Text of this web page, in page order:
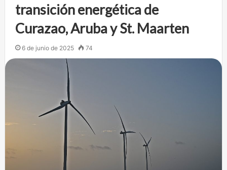
transición energética de
Curazao, Aruba y St. Maarten
6 de junio de 2025 74